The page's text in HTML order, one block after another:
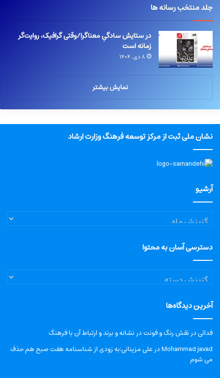
جلد منتخب رسانه ها
در ستایش سادگیِ معناگرا/وقتی گرافیک، روایت‌گر
زمانه است
۸ دی, ۱۴۰۴
نمایش بیشتر
نشان ملی ثبت از مرکز توسعه فرهنگ وزارت ارشاد
آرشیو
آرشیو
دسترسی آسان به محتوا
دسترسی
آسان
محتوا
آخرین دیدگاه‌ها
فدائیدرنقش رنگ و فونت در نشانه و برند و ارتباط آن با فرهنگ
Mohammad javadدرعلی مزینانی:به زودی از شناسنامه هفت صبح هم حذف
می شوم